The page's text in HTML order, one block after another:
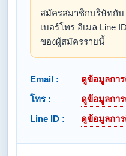
สมัครสมาชิกบริษัทกับ
เบอร์โทร อีเมล Line
ของผู้สมัครรายนี้
Email :
ดูข้อมูลกา
โทร :
ดูข้อมูลกา
Line ID :
ดูข้อมูลกา